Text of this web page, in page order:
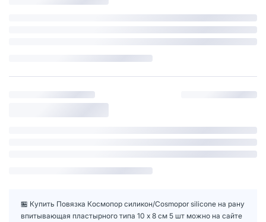
🏪 Купить Повязка Космопор силикон/Cosmopor silicone на рану
впитывающая пластырного типа 10 х 8 см 5 шт можно на сайте